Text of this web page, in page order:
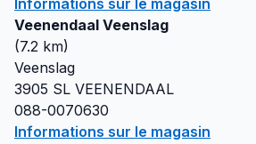
Informations sur le magasin
Veenendaal Veenslag
(7.2 km)
Veenslag
3905 SL VEENENDAAL
088-0070630
Informations sur le magasin